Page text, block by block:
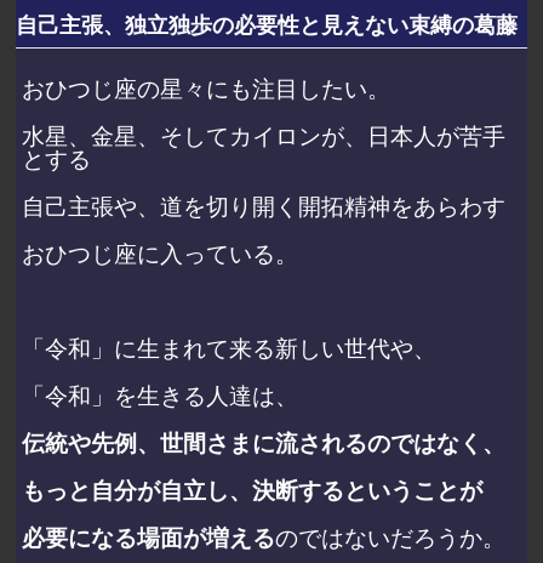
自己主張、独立独歩の必要性と見えない束縛の葛藤
おひつじ座の星々にも注目したい。
水星、金星、そしてカイロンが、日本人が苦手
とする
自己主張や、道を切り開く開拓精神をあらわす
おひつじ座に入っている。
「令和」に生まれて来る新しい世代や、
「令和」を生きる人達は、
伝統や先例、世間さまに流されるのではなく、
もっと自分が自立し、決断するということが
必要になる場面が増えるのではないだろうか。